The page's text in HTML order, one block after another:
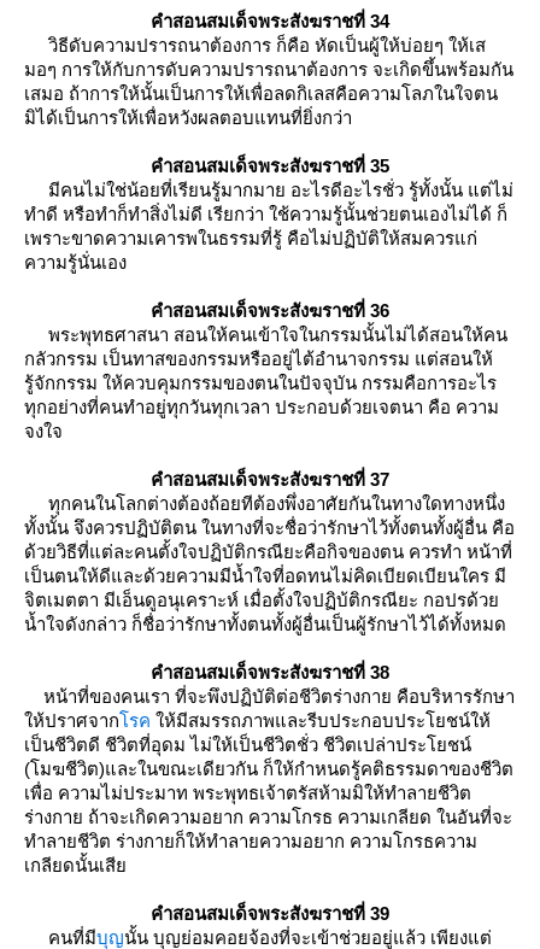
คำสอนสมเด็จพระสังฆราชที่ 34
วิธีดับความปรารถนาต้องการ ก็คือ หัดเป็นผู้ให้บ่อยๆ ให้เส
มอๆ การให้กับการดับความปรารถนาต้องการ จะเกิดขึ้นพร้อมกัน
เสมอ ถ้าการให้นั้นเป็นการให้เพื่อลดกิเลสคือความโลภในใจตน
มิได้เป็นการให้เพื่อหวังผลตอบแทนที่ยิ่งกว่า
คำสอนสมเด็จพระสังฆราชที่ 35
มีคนไม่ใช่น้อยที่เรียนรู้มากมาย อะไรดีอะไรชั่ว รู้ทั้งนั้น แต่ไม่
ทำดี หรือทำก็ทำสิ่งไม่ดี เรียกว่า ใช้ความรู้นั้นช่วยตนเองไม่ได้ ก็
เพราะขาดความเคารพในธรรมที่รู้ คือไม่ปฏิบัติให้สมควรแก่
ความรู้นั่นเอง
คำสอนสมเด็จพระสังฆราชที่ 36
พระพุทธศาสนา สอนให้คนเข้าใจในกรรมนั้นไม่ได้สอนให้คน
กลัวกรรม เป็นทาสของกรรมหรืออยู่ไต้อำนาจกรรม แต่สอนให้
รู้จักกรรม ให้ควบคุมกรรมของตนในปัจจุบัน กรรมคือการอะไร
ทุกอย่างที่คนทำอยู่ทุกวันทุกเวลา ประกอบด้วยเจตนา คือ ความ
จงใจ
คำสอนสมเด็จพระสังฆราชที่ 37
ทุกคนในโลกต่างต้องถ้อยทีต้องพึ่งอาศัยกันในทางใดทางหนึ่ง
ทั้งนั้น จึงควรปฏิบัติตน ในทางที่จะชื่อว่ารักษาไว้ทั้งตนทั้งผู้อื่น คือ
ด้วยวิธีที่แต่ละคนตั้งใจปฏิบัติกรณียะคือกิจของตน ควรทำ หน้าที่
เป็นตนให้ดีและด้วยความมีน้ำใจที่อดทนไม่คิดเบียดเบียนใคร มี
จิตเมตตา มีเอ็นดูอนุเคราะห์ เมื่อตั้งใจปฏิบ้ติกรณียะ กอปรด้ว
น้ำใจดังกล่าว ก็ชื่อว่ารักษาทั้งตนทั้งผู้อื่นเป็นผู้รักษาไว้ได้ทั้งหมด
คำสอนสมเด็จพระสังฆราชที่ 38
หน้าที่ของคนเรา ที่จะพึงปฏิบัติต่อชีวิตร่างกาย คือบริหารรักษา
ห้ปราศจากรค ห้มีสมรรถภาพและรีบประกอบประโยชน์ให้
เป็นชีวิตดี ชีวิตที่อุดม ไม่ให้เป็นชีวิตชั่ว ชีวิตเปล่าประโยชน์
(โมฆชีวิต)และในขณะเดียวกัน ก็ให้กำหนดรู้คติธรรมดาของชีวิต
เพื่อ ความไม่ประมาท พระพุทธเจ้าตรัสห้ามมิให้ทำลายชีวิต
ร่างกาย ถ้าจะเกิดความอยาก ความโกรธ ความเกลียด ในอันที่จะ
ทำลายชีวิต ร่างกายก็ให้ทำลายความอยาก ความโกรธความ
เกลียดนั้นเสี
คำสอนสมเด็จพระสังฆราชที่ 39
คนที่มีบุญนั้น บุญย่อมคอยจ้องที่จะเข้าช่วยอยู่แล้ว เพียงแต่